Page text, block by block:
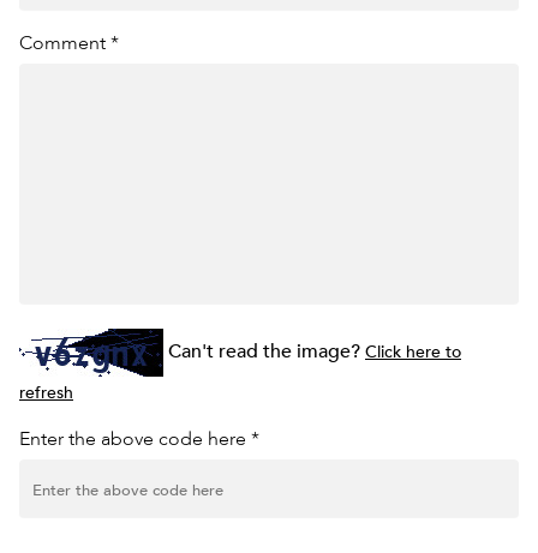
Comment *
Can't read the image?Click here to
refresh
Enter the above code here *